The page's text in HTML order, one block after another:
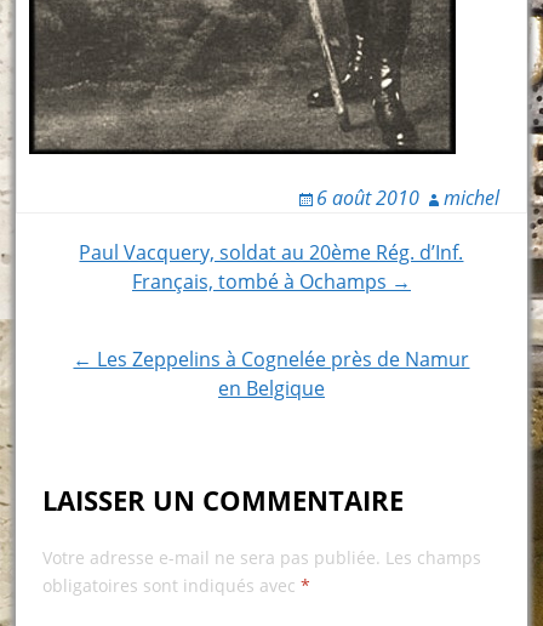
6 août 2010 michel
PostPaul Vacquery, soldat au 20ème Rég. d’Inf.
Français, tombé à Ochamps →
← Les Zeppelins à Cognelée près de Namur
en Belgique
LAISSER UN COMMENTAIRE
Votre adresse e-mail ne sera pas publiée. Les champs
obligatoires sont indiqués avec *